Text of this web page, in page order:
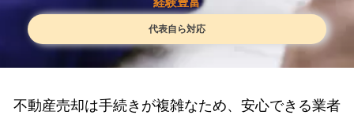
代表自ら対応
不動産売却は手続きが複雑なため、安心できる業者